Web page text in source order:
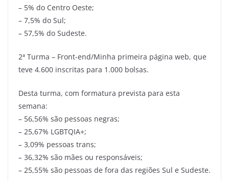
– 5% do Centro Oeste;
– 7,5% do Sul;
– 57,5% do Sudeste.
2ª Turma – Front-end/Minha primeira página web, que
teve 4.600 inscritas para 1.000 bolsas.
Desta turma, com formatura prevista para esta
semana:
– 56,56% são pessoas negras;
– 25,67% LGBTQIA+;
– 3,09% pessoas trans;
– 36,32% são mães ou responsáveis;
– 25,55% são pessoas de fora das regiões Sul e Sudeste.